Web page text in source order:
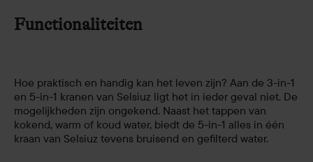
Functionaliteiten
Hoe praktisch en handig kan het leven zijn? Aan de 3-in-1
en 5-in-1 kranen van Selsiuz ligt het in ieder geval niet. De
mogelijkheden zijn ongekend. Naast het tappen van
kokend, warm of koud water, biedt de 5-in-1 alles in één
kraan van Selsiuz tevens bruisend en gefilterd water.